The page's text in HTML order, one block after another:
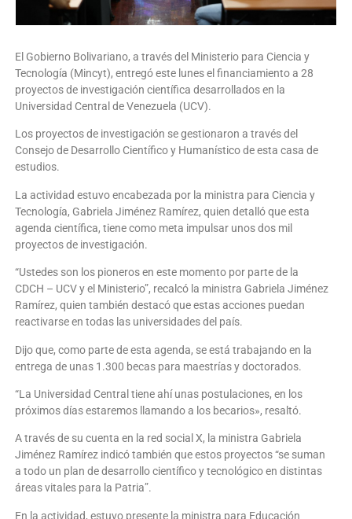
El Gobierno Bolivariano, a través del Ministerio para Ciencia y
Tecnología (Mincyt), entregó este lunes el financiamiento a 28
proyectos de investigación científica desarrollados en la
Universidad Central de Venezuela (UCV).
Los proyectos de investigación se gestionaron a través del
Consejo de Desarrollo Científico y Humanístico de esta casa de
estudios.
La actividad estuvo encabezada por la ministra para Ciencia y
Tecnología, Gabriela Jiménez Ramírez, quien detalló que esta
agenda científica, tiene como meta impulsar unos dos mil
proyectos de investigación.
“Ustedes son los pioneros en este momento por parte de la
CDCH – UCV y el Ministerio”, recalcó la ministra Gabriela Jiménez
Ramírez, quien también destacó que estas acciones puedan
reactivarse en todas las universidades del país.
Dijo que, como parte de esta agenda, se está trabajando en la
entrega de unas 1.300 becas para maestrías y doctorados.
“La Universidad Central tiene ahí unas postulaciones, en los
próximos días estaremos llamando a los becarios», resaltó.
A través de su cuenta en la red social X, la ministra Gabriela
Jiménez Ramírez indicó también que estos proyectos “se suman
a todo un plan de desarrollo científico y tecnológico en distintas
áreas vitales para la Patria”.
En la actividad, estuvo presente la ministra para Educación